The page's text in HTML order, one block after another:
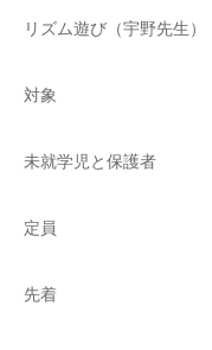
リズム遊び（宇野先生）
対象
未就学児と保護者
定員
先着